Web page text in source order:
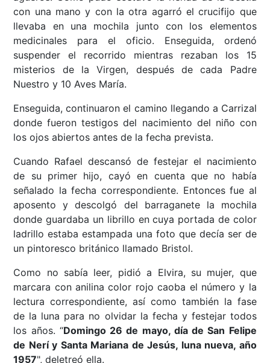
con una mano y con la otra agarró el crucifijo que
llevaba en una mochila junto con los elementos
medicinales para el oficio. Enseguida, ordenó
suspender el recorrido mientras rezaban los 15
misterios de la Virgen, después de cada Padre
Nuestro y 10 Aves María.
Enseguida, continuaron el camino llegando a Carrizal
donde fueron testigos del nacimiento del niño con
los ojos abiertos antes de la fecha prevista.
Cuando Rafael descansó de festejar el nacimiento
de su primer hijo, cayó en cuenta que no había
señalado la fecha correspondiente. Entonces fue al
aposento y descolgó del barraganete la mochila
donde guardaba un librillo en cuya portada de color
ladrillo estaba estampada una foto que decía ser de
un pintoresco británico llamado Bristol.
Como no sabía leer, pidió a Elvira, su mujer, que
marcara con anilina color rojo caoba el número y la
lectura correspondiente, así como también la fase
de la luna para no olvidar la fecha y festejar todos
los años. “Domingo 26 de mayo, día de San Felipe
de Nerí y Santa Mariana de Jesús, luna nueva, año
1957", deletreó ella.